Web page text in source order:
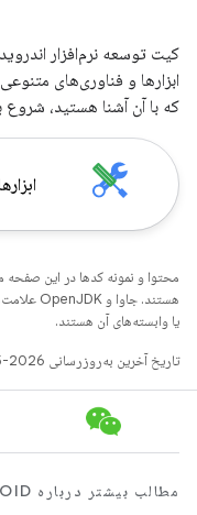
ابزارها و فناوری‌های
که با آن آشنا هستید، شروع
محتوا و نمونه کدها در این
یا وابسته‌های آن هستند.
تاریخ آخرین به‌روزرسانی 2026-05-19 به‌وقت ساعت هماهنگ جهانی.
مطالب بیشتر درباره ANDROID